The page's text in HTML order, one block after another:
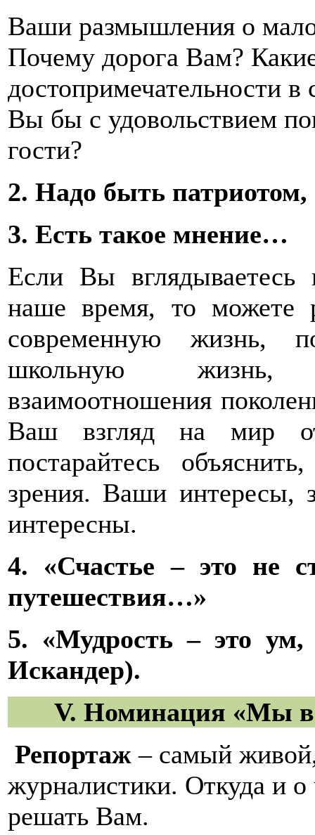
Ваши размышления о
Почему дорога Вам?
достопримечательности
Вы бы с удовольствием
гости?
2. Надо быть
3. Есть такое мнение…
Если Вы
наше время, то можете
современную жизнь,
школьную жизнь,
взаимоотношения
Ваш взгляд на мир
постарайтесь
зрения. Ваши интересы,
интересны.
4. «Счастье – это не
путешествия…»
5. «Мудрость – это
Искандер).
V. Номинация «Мы
Репортаж – самый
журналистики. Откуда и
решать Вам.